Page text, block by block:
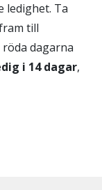
ledighet. Ta
till
dagarna
i 14 dagar,